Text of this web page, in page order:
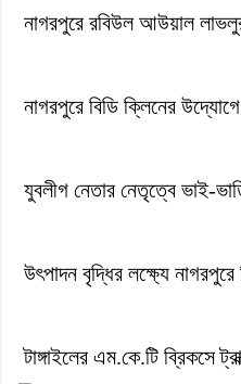
নাগরপুরে রবিউল আউয়াল
নাগরপুরে বিডি ক্লিনের
যুবলীগ নেতার নেতৃত্বে ভাই-
উৎপাদন বৃদ্ধির লক্ষ্যে
টাঙ্গাইলের এম.কে.টি ব্রিকসে